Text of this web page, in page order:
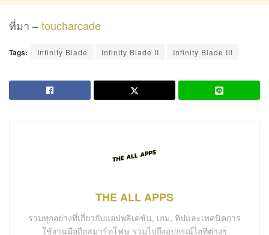
ที่มา –toucharcade
Tags: Infinity Blade Infinity Blade II Infinity Blade III
THE ALL APPS
รวมทุกอย่างที่เกี่ยวกับแอปพลิเคชัน, เกม, ทิปและเทคนิคการ
ใช้งานมือถือสมาร์ทโฟน รวมไปถึงอุปกรณ์ไอทีต่างๆ